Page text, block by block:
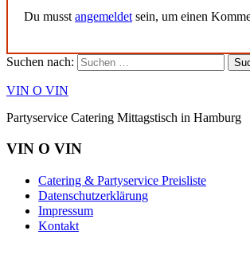
Du musst angemeldet sein, um einen
Suchen nach:
VIN O VIN
Partyservice Catering Mittagstisch in Hamburg
VIN O VIN
Catering & Partyservice Preisliste
Datenschutzerklärung
Impressum
Kontakt